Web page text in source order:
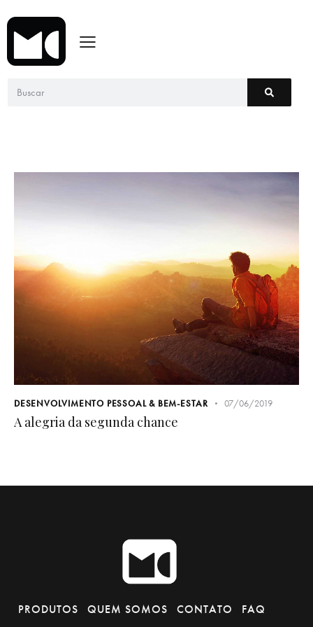
DESENVOLVIMENTO PESSOAL & BEM-ESTAR 07/06/2019
A alegria da segunda chance
PRODUTOS QUEM SOMOS CONTATO FAQ